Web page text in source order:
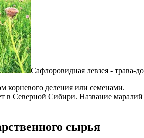
Сафлоровидная левзея - трава-
корневого деления или семенами.
в Северной Сибири. Название
сырья